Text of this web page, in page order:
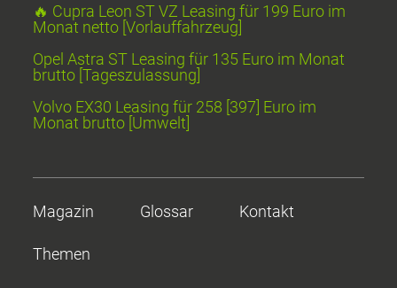
🔥 Cupra Leon ST VZ Leasing für 199 Euro im
Monat netto [Vorlauffahrzeug]
Opel Astra ST Leasing für 135 Euro im Monat
brutto [Tageszulassung]
Volvo EX30 Leasing für 258 [397] Euro im
Monat brutto [Umwelt]
Magazin Glossar Kontakt
Themen